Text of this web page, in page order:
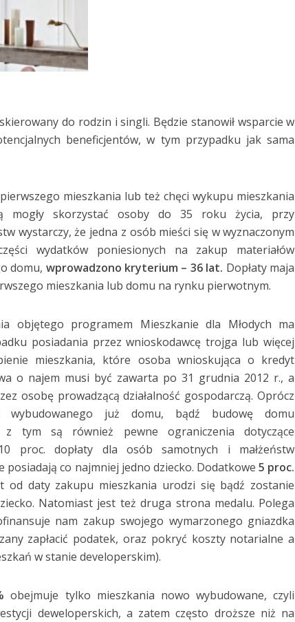
do rodzin i singli. Będzie stanowił wsparcie w
beneficjentów, w tym przypadku jak sama
mieszkania lub też chęci wykupu mieszkania
mogły skorzystać osoby do 35 roku życia, przy
wystarczy, że jedna z osób mieści się w wyznaczonym
wydatków poniesionych na zakup materiałów
domu, wprowadzono kryterium – 36 lat. Dopłaty maja
mieszkania lub domu na rynku pierwotnym.
objętego programem Mieszkanie dla Młodych ma
posiadania przez wnioskodawcę trojga lub więcej
mieszkania, które osoba wnioskująca o kredyt
o najem musi być zawarta po 31 grudnia 2012 r., a
osobę prowadzącą działalność gospodarczą. Oprócz
już domu, bądź budowę domu
z tym są również pewne ograniczenia dotyczące
proc. dopłaty dla osób samotnych i małżeństw
posiadają co najmniej jedno dziecko. Dodatkowe5 proc.
daty zakupu mieszkania urodzi się bądź zostanie
Natomiast jest też druga strona medalu. Polega
nam zakup swojego wymarzonego gniazdka
zapłacić podatek, oraz pokryć koszty notarialne a
w stanie developerskim).
obejmuje tylko mieszkania nowo wybudowane, czyli
deweloperskich, a zatem często droższe niż na